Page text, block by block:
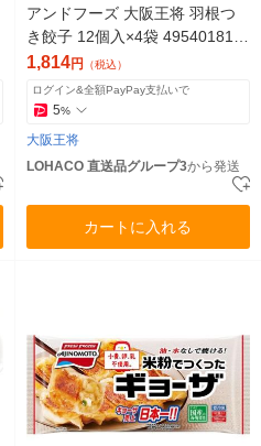
アンドフーズ 大阪王将 羽根つ
き餃子 12個入×4袋 495401812
9122（直送品）
1,814円 （税込）
ログイン&全額PayPay支払いで
5%
大阪王将
LOHACO 直送品グループ3から発送
カートに入れる